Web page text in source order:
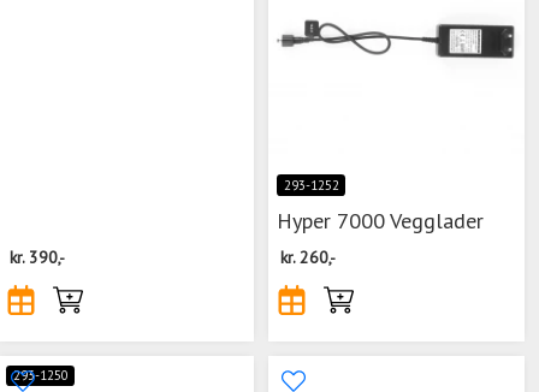
kr. 390,-
293-1252
Hyper 7000 Vegglader
kr.260,-
293-1250